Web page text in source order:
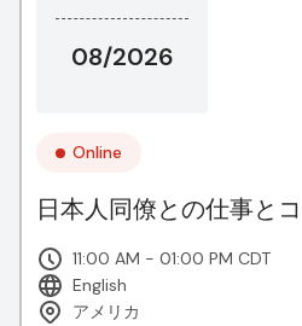
08/2026
Online
日本人同僚との仕事と
11:00 AM - 01:00 PM CDT
English
アメリカ